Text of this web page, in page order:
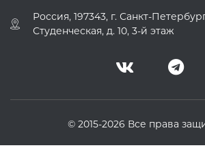
Россия, 197343, г. Санкт-
Студенческая, д. 10, 3-й этаж
© 2015-2026 Все права